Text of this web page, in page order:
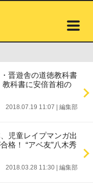
晋遊舎の道徳教科書
科書に安倍首相の
2018.07.19 11:07 編集部
児童レイプマンガ出
格！ “アベ友”八木秀
2018.03.28 11:30 編集部